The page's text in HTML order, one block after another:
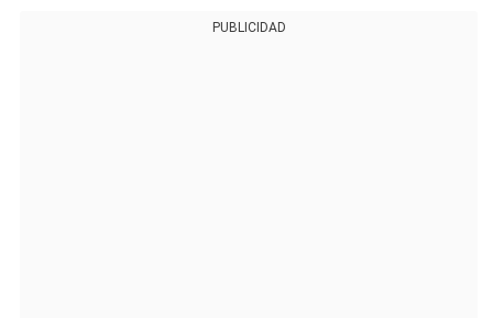
PUBLICIDAD